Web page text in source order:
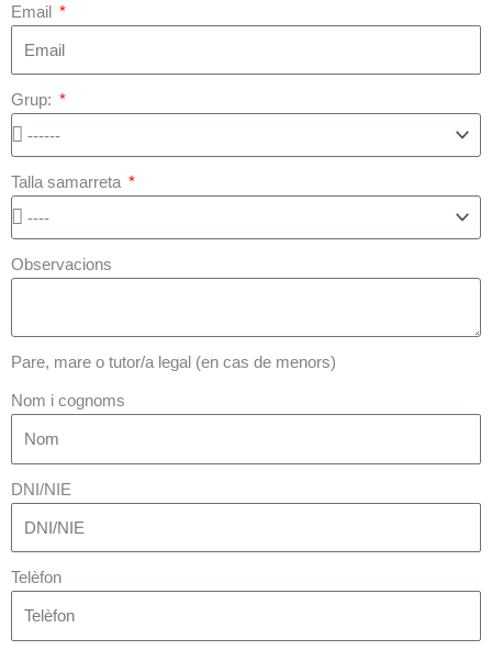
Email
Grup:
Talla samarreta
Observacions
Pare, mare o tutor/a legal (en cas de menors)
Nom i cognoms
DNI/NIE
Telèfon